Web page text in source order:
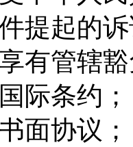
提起的
有管辖
际条约；
面协议；